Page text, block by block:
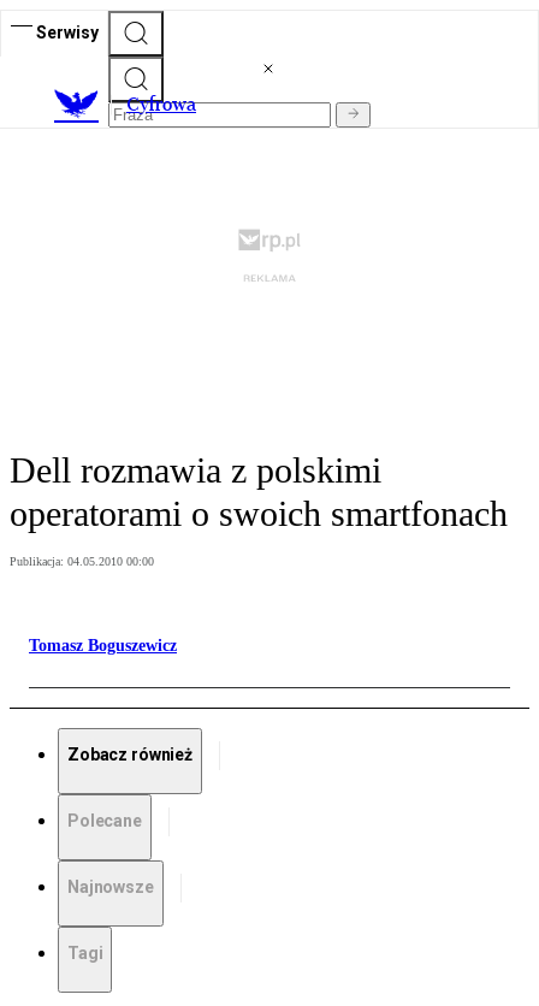
Serwisy
Cyfrowa
Dell rozmawia z polskimi
operatorami o swoich smartfonach
Publikacja: 04.05.2010 00:00
Tomasz Boguszewicz
Zobacz również
Polecane
Najnowsze
Tagi